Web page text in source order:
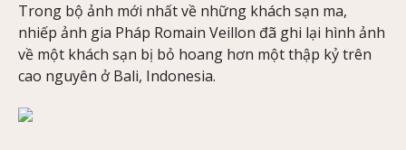
Trong bộ ảnh mới nhất về những khách sạn ma,
nhiếp ảnh gia Pháp Romain Veillon đã ghi lại hình ảnh
về một khách sạn bị bỏ hoang hơn một thập kỷ trên
cao nguyên ở Bali, Indonesia.